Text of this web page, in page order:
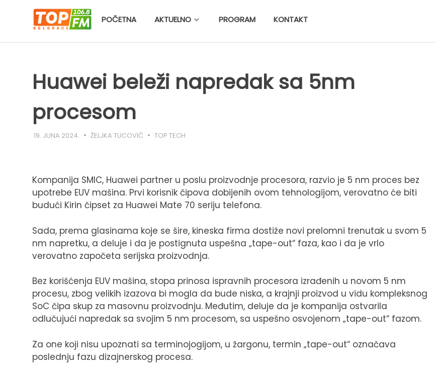
POČETNA AKTUELNO PROGRAM KONTAKT
Huawei beleži napredak sa 5nm
procesom
19. JUNA 2024. ŽELJKA TUCOVIĆ TOP TECH
Kompanija SMIC, Huawei partner u poslu proizvodnje procesora, razvio je 5 nm proces bez
upotrebe EUV mašina. Prvi korisnik čipova dobijenih ovom tehnologijom, verovatno će biti
budući Kirin čipset za Huawei Mate 70 seriju telefona.
Sada, prema glasinama koje se šire, kineska firma dostiže novi prelomni trenutak u svom 5
nm napretku, a deluje i da je postignuta uspešna „tape-out“ faza, kao i da je vrlo
verovatno započeta serijska proizvodnja.
Bez korišćenja EUV mašina, stopa prinosa ispravnih procesora izrađenih u novom 5 nm
procesu, zbog velikih izazova bi mogla da bude niska, a krajnji proizvod u vidu kompleksnog
SoC čipa skup za masovnu proizvodnju. Međutim, deluje da je kompanija ostvarila
odlučujući napredak sa svojim 5 nm procesom, sa uspešno osvojenom „tape-out“ fazom.
Za one koji nisu upoznati sa terminojogijom, u žargonu, termin „tape-out“ označava
poslednju fazu dizajnerskog procesa.